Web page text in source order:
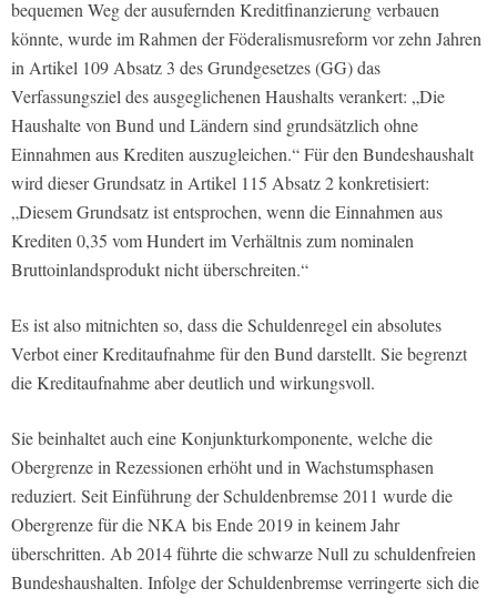
bequemen Weg der ausufernden Kreditfinanzierung verbauen
könnte, wurde im Rahmen der Föderalismusreform vor zehn Jahren
in Artikel 109 Absatz 3 des Grundgesetzes (GG) das
Verfassungsziel des ausgeglichenen Haushalts verankert: „Die
Haushalte von Bund und Ländern sind grundsätzlich ohne
Einnahmen aus Krediten auszugleichen.“ Für den Bundeshaushalt
wird dieser Grundsatz in Artikel 115 Absatz 2 konkretisiert:
„Diesem Grundsatz ist entsprochen, wenn die Einnahmen aus
Krediten 0,35 vom Hundert im Verhältnis zum nominalen
Bruttoinlandsprodukt nicht überschreiten.“
Es ist also mitnichten so, dass die Schuldenregel ein absolutes
Verbot einer Kreditaufnahme für den Bund darstellt. Sie begrenzt
die Kreditaufnahme aber deutlich und wirkungsvoll.
Sie beinhaltet auch eine Konjunkturkomponente, welche die
Obergrenze in Rezessionen erhöht und in Wachstumsphasen
reduziert. Seit Einführung der Schuldenbremse 2011 wurde die
Obergrenze für die NKA bis Ende 2019 in keinem Jahr
überschritten. Ab 2014 führte die schwarze Null zu schuldenfreien
Bundeshaushalten. Infolge der Schuldenbremse verringerte sich die